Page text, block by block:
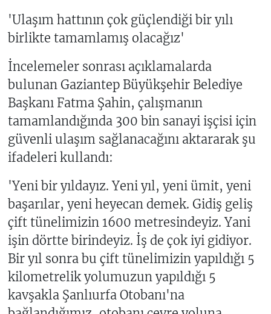
'Ulaşım hattının çok güçlendiği bir yılı
birlikte tamamlamış olacağız'
İncelemeler sonrası açıklamalarda
bulunan Gaziantep Büyükşehir Belediye
Başkanı Fatma Şahin, çalışmanın
tamamlandığında 300 bin sanayi işçisi için
güvenli ulaşım sağlanacağını aktararak şu
ifadeleri kullandı:
'Yeni bir yıldayız. Yeni yıl, yeni ümit, yeni
başarılar, yeni heyecan demek. Gidiş geliş
çift tünelimizin 1600 metresindeyiz. Yani
işin dörtte birindeyiz. İş de çok iyi gidiyor.
Bir yıl sonra bu çift tünelimizin yapıldığı 5
kilometrelik yolumuzun yapıldığı 5
kavşakla Şanlıurfa Otobanı'na